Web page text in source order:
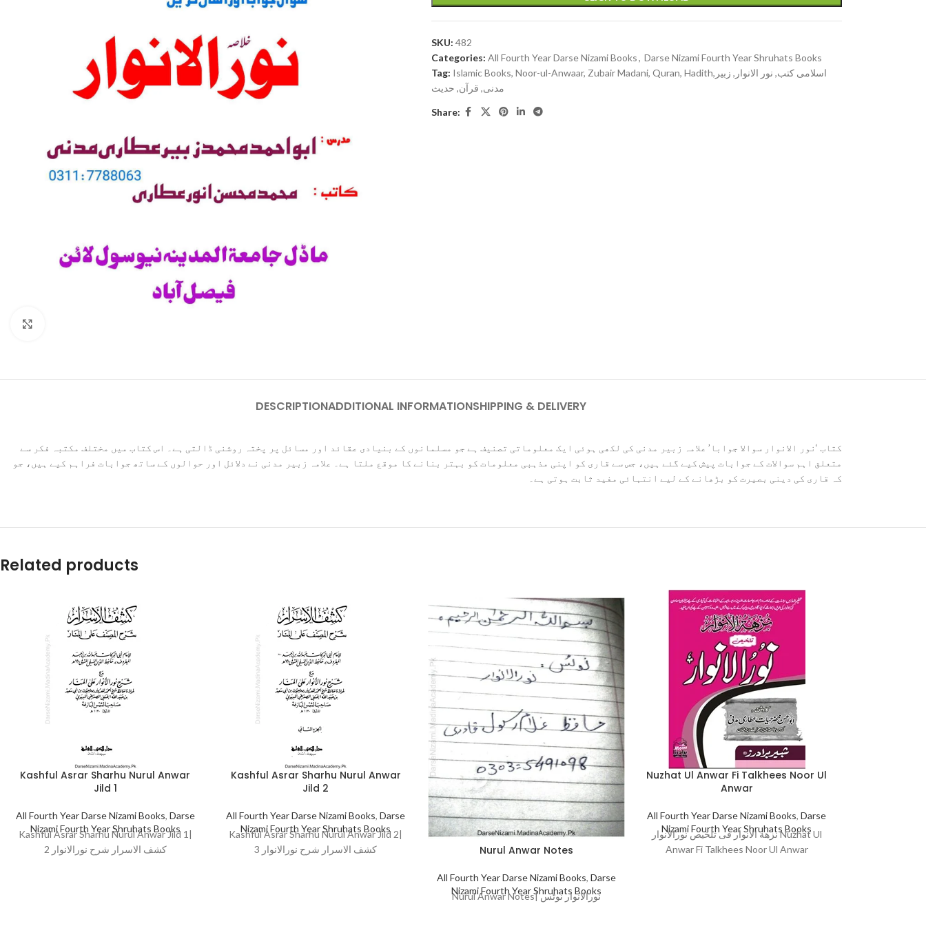
SKU: 482
Categories: All Fourth Year Darse Nizami Books, Darse Nizami Fourth Year Shruhats Books
Tag: Islamic Books, Noor-ul-Anwaar, Zubair Madani, Quran, Hadith,اسلامی کتب, نور الانوار, زبیر
مدنی, قرآن, حدیث
Share:
DESCRIPTIONADDITIONAL INFORMATIONSHIPPING & DELIVERY
کتاب ‘نور الانوار سوالا جوابا’ علامہ زبیر مدنی کی لکھی ہوئی ایک معلوماتی تصنیف ہے جو مسلمانوں کے بنیادی عقائد اور مسائل پر پختہ روشنی ڈالتی ہے۔ اس کتاب میں مختلف مکتبہ فکر سے
متعلق اہم سوالات کے جوابات پیش کیے گئے ہیں، جس سے قاری کو اپنی مذہبی معلومات کو بہتر بنانے کا موقع ملتا ہے۔ علامہ زبیر مدنی نے دلائل اور حوالوں کے ساتھ جوابات فراہم کیے ہیں، جو
کہ قاری کی دینی بصیرت کو بڑھانے کے لیے انتہائی مفید ثابت ہوتی ہے۔
Related products
Kashful Asrar Sharhu Nurul Anwar
Jild 1
All Fourth Year Darse Nizami Books, Darse
Nizami Fourth Year Shruhats Books
Kashful Asrar Sharhu Nurul Anwar Jild 1|
کشف الاسرار شرح نورالانوار 2
Kashful Asrar Sharhu Nurul Anwar
Jild 2
All Fourth Year Darse Nizami Books,Darse
Nizami Fourth Year Shruhats Books
Kashful Asrar Sharhu Nurul Anwar Jild 2|
کشف الاسرار شرح نورالانوار 3
Nurul Anwar Notes
All Fourth Year Darse Nizami Books, Darse
Nizami Fourth Year Shruhats Books
Nurul Anwar Notes| نورالانوار نوٹس
Nuzhat Ul Anwar Fi Talkhees Noor Ul
Anwar
All Fourth Year Darse Nizami Books,Darse
Nizami Fourth Year Shruhats Books
نزھة الانوار فی تلخیص نورالانوار Nuzhat Ul
Anwar Fi Talkhees Noor Ul Anwar